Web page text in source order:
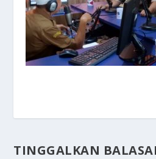
TINGGALKAN